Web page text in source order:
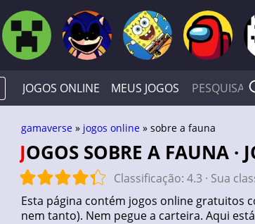
JOGOS ONLINE MEUS JOGOS
gamaverse » jogos online » sobre a fauna
JOGOS SOBRE A FAUNA
Classificação: 4.3 · Sua
Esta página contém jogos online gratuitos
nem tanto). Nem pegue a carteira. Aqui